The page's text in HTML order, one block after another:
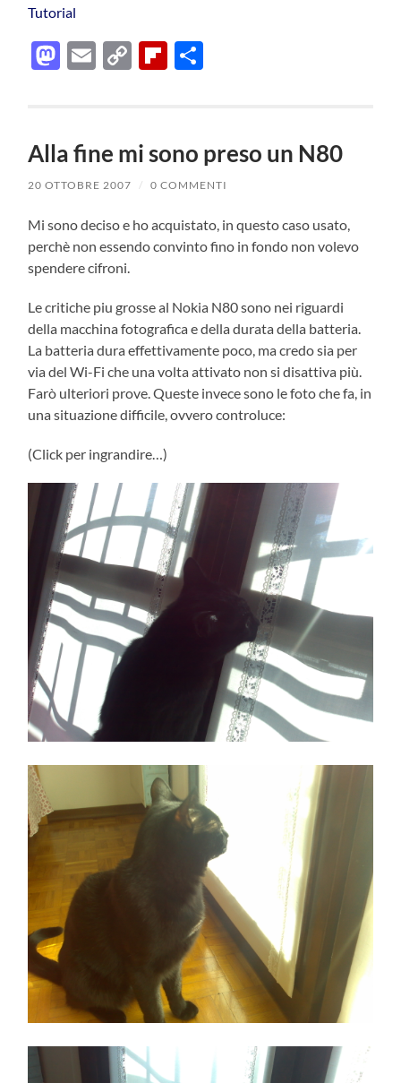
Tutorial
Mastodon
EmailCopyFlipboard
Alla fine mi sono preso un N80
20 OTTOBRE 2007 / 0 COMMENTI
Mi sono deciso e ho acquistato, in questo caso usato,
perchè non essendo convinto fino in fondo non volevo
spendere cifroni.
Le critiche piu grosse al Nokia N80 sono nei riguardi
della macchina fotografica e della durata della batteria.
La batteria dura effettivamente poco, ma credo sia per
via del Wi-Fi che una volta attivato non si disattiva più.
Farò ulteriori prove. Queste invece sono le foto che fa, in
una situazione difficile, ovvero controluce:
(Click per ingrandire…)